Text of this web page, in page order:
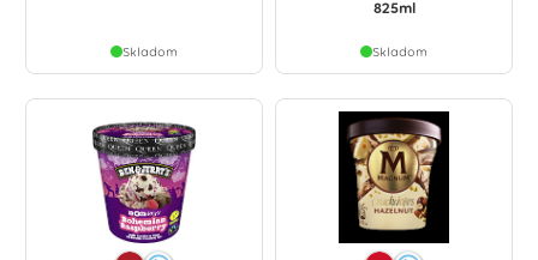
Skladom
825ml
Skladom